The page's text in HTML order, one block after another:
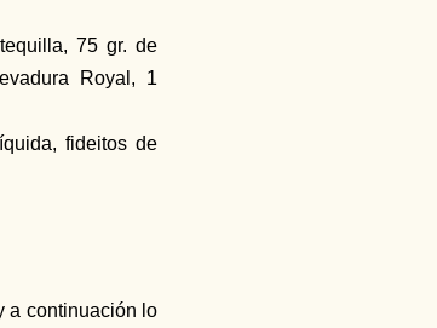
75 gr. de
Royal, 1
fideitos de
a continuación lo